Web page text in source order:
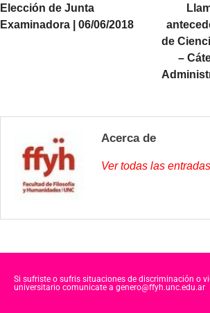
Elección de Junta
Examinadora | 06/06/2018
de
–
Acerca de
Ver todas las
Si sufriste o sufris situaciones de discriminación o
universitario comunicate a genero@ffyh.unc.edu.ar